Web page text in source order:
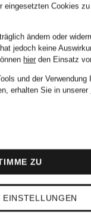
CHF
eingesetzten Cookies
ändern oder
jedoch keine
hier den Einsatz
und der Verwendung
erhalten Sie in unserer
ZU